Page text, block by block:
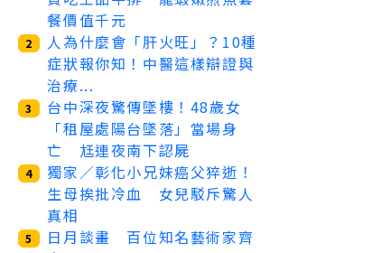
餐價值千元
2
人為什麼會「肝火旺」？10種
症狀報你知！中醫這樣辯證與
治療...
3
台中深夜驚傳墜樓！48歲女
「租屋處陽台墜落」當場身
亡 尪連夜南下認屍
4
獨家／彰化小兄妹癌父猝逝！
生母挨批冷血 女兒駁斥驚人
真相
5
日月談畫 百位知名藝術家齊